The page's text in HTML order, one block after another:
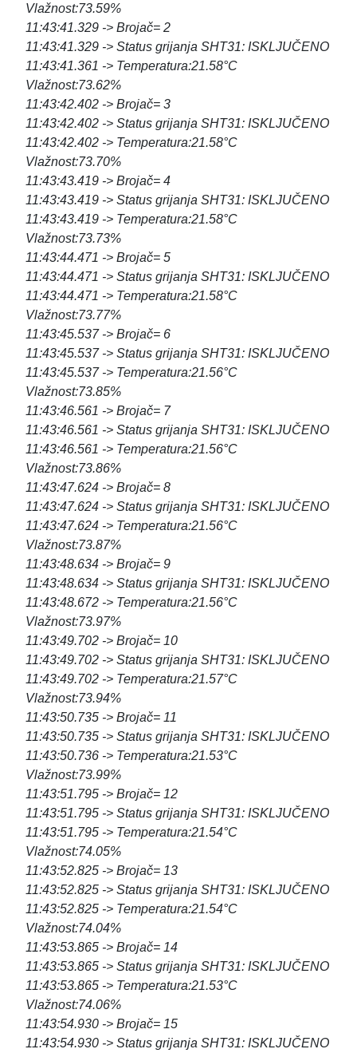
Vlažnost:73.59%
11:43:41.329 -> Brojač= 2
11:43:41.329 -> Status grijanja SHT31: ISKLJUČENO
11:43:41.361 -> Temperatura:21.58°C
Vlažnost:73.62%
11:43:42.402 -> Brojač= 3
11:43:42.402 -> Status grijanja SHT31: ISKLJUČENO
11:43:42.402 -> Temperatura:21.58°C
Vlažnost:73.70%
11:43:43.419 -> Brojač= 4
11:43:43.419 -> Status grijanja SHT31: ISKLJUČENO
11:43:43.419 -> Temperatura:21.58°C
Vlažnost:73.73%
11:43:44.471 -> Brojač= 5
11:43:44.471 -> Status grijanja SHT31: ISKLJUČENO
11:43:44.471 -> Temperatura:21.58°C
Vlažnost:73.77%
11:43:45.537 -> Brojač= 6
11:43:45.537 -> Status grijanja SHT31: ISKLJUČENO
11:43:45.537 -> Temperatura:21.56°C
Vlažnost:73.85%
11:43:46.561 -> Brojač= 7
11:43:46.561 -> Status grijanja SHT31: ISKLJUČENO
11:43:46.561 -> Temperatura:21.56°C
Vlažnost:73.86%
11:43:47.624 -> Brojač= 8
11:43:47.624 -> Status grijanja SHT31: ISKLJUČENO
11:43:47.624 -> Temperatura:21.56°C
Vlažnost:73.87%
11:43:48.634 -> Brojač= 9
11:43:48.634 -> Status grijanja SHT31: ISKLJUČENO
11:43:48.672 -> Temperatura:21.56°C
Vlažnost:73.97%
11:43:49.702 -> Brojač= 10
11:43:49.702 -> Status grijanja SHT31: ISKLJUČENO
11:43:49.702 -> Temperatura:21.57°C
Vlažnost:73.94%
11:43:50.735 -> Brojač= 11
11:43:50.735 -> Status grijanja SHT31: ISKLJUČENO
11:43:50.736 -> Temperatura:21.53°C
Vlažnost:73.99%
11:43:51.795 -> Brojač= 12
11:43:51.795 -> Status grijanja SHT31: ISKLJUČENO
11:43:51.795 -> Temperatura:21.54°C
Vlažnost:74.05%
11:43:52.825 -> Brojač= 13
11:43:52.825 -> Status grijanja SHT31: ISKLJUČENO
11:43:52.825 -> Temperatura:21.54°C
Vlažnost:74.04%
11:43:53.865 -> Brojač= 14
11:43:53.865 -> Status grijanja SHT31: ISKLJUČENO
11:43:53.865 -> Temperatura:21.53°C
Vlažnost:74.06%
11:43:54.930 -> Brojač= 15
11:43:54.930 -> Status grijanja SHT31: ISKLJUČENO